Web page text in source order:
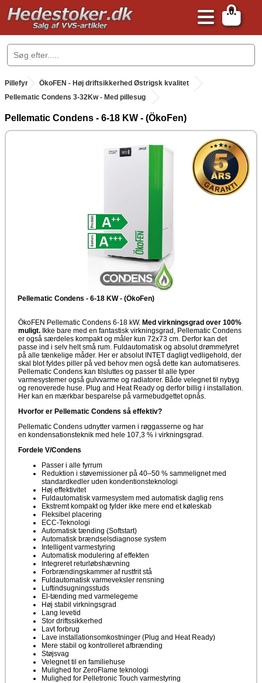
0
.
Pillefyr . ÖkoFEN - Høj driftsikkerhed Østrigsk kvalitet
Pellematic Condens 3-32Kw - Med pillesug
Pellematic Condens - 6-18 KW - (ÖkoFen)
Pellematic Condens - 6-18 KW - (ÖkoFen)
ÖkoFEN Pellematic Condens 6-18 kW. Med virkningsgrad over 100%
muligt. Ikke bare med en fantastisk virkningsgrad, Pellematic Condens
er også særdeles kompakt og måler kun 72x73 cm. Derfor kan det
passe ind i selv helt små rum. Fuldautomatisk og absolut drømmefyret
på alle tænkelige måder. Her er absolut INTET dagligt vedligehold, der
skal blot fyldes piller på ved behov men også dette kan automatiseres.
Pellematic Condens kan tilsluttes og passer til alle typer
varmesystemer også gulvvarme og radiatorer. Både velegnet til nybyg
og renoverede huse. Plug and Heat Ready og derfor billig i installation.
Her kan en mærkbar besparelse på varmebudgettet opnås.
Hvorfor er Pellematic Condens så effektiv?
Pellematic Condens udnytter varmen i røggasserne og har
en kondensationsteknik med hele 107,3 % i virkningsgrad.
Fordele V/Condens
Passer i alle fyrrum
Reduktion i støvemissioner på 40–50 % sammelignet med
standardkedler uden kondentionsteknologi
Høj effektivitet
Fuldautomatisk varmesystem med automatisk daglig rens
Ekstremt kompakt og fylder ikke mere end et køleskab
Fleksibel placering
ECC-Teknologi
Automatisk tænding (Softstart)
Automatisk brændselsdiagnose system
Intelligent varmestyring
Automatisk modulering af effekten
Integreret returløbshævning
Forbrændingskammer af rustfrit stå
Fuldautomatisk varmeveksler rensning
Luftindsugningsstuds
El-tænding med varmelegeme
Høj stabil virkningsgrad
Lang levetid
Stor driftssikkerhed
Lavt forbrug
Lave installationsomkostninger (Plug and Heat Ready)
Mere stabil og kontrolleret afbrænding
Støjsvag
Velegnet til en familiehuse
Mulighed for ZeroFlame teknologi
Mulighed for Pelletronic Touch varmestyring